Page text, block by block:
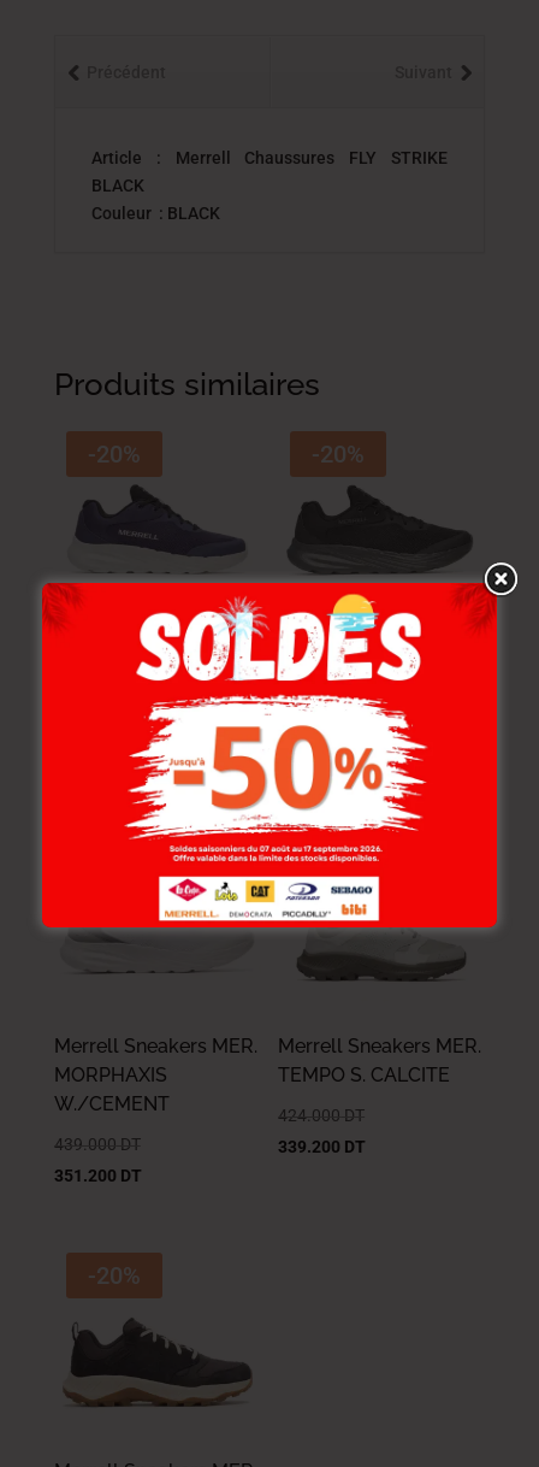
Article : Merrell Chaussures FLY STRIKE
BLACK
Couleur : BLACK
Produits similaires
-20%
Merrell Sneakers MER.
MORPHAXIS ARCANE
DT
-20%
Merrell Sneakers MER.
MORPHAXIS BLACK
351.200DT
Merrell Sneakers MER.
MORPHAXIS
W./CEMENT
439.000 DT
351.200 DT
-20%
Merrell Sneakers MER.
TEMPO S. CALCITE
424.000 DT
339.200 DT
-20%